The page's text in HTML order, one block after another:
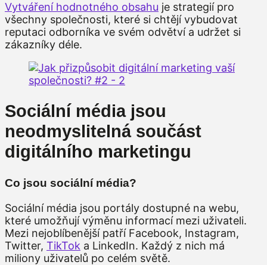
Vytváření hodnotného obsahu je strategií pro
všechny společnosti, které si chtějí vybudovat
reputaci odborníka ve svém odvětví a udržet si
zákazníky déle.
Sociální média jsou
neodmyslitelná součást
digitálního marketingu
Co jsou sociální média?
Sociální média jsou portály dostupné na webu,
které umožňují výměnu informací mezi uživateli.
Mezi nejoblíbenější patří Facebook, Instagram,
Twitter, TikTok a LinkedIn. Každý z nich má
miliony uživatelů po celém světě.